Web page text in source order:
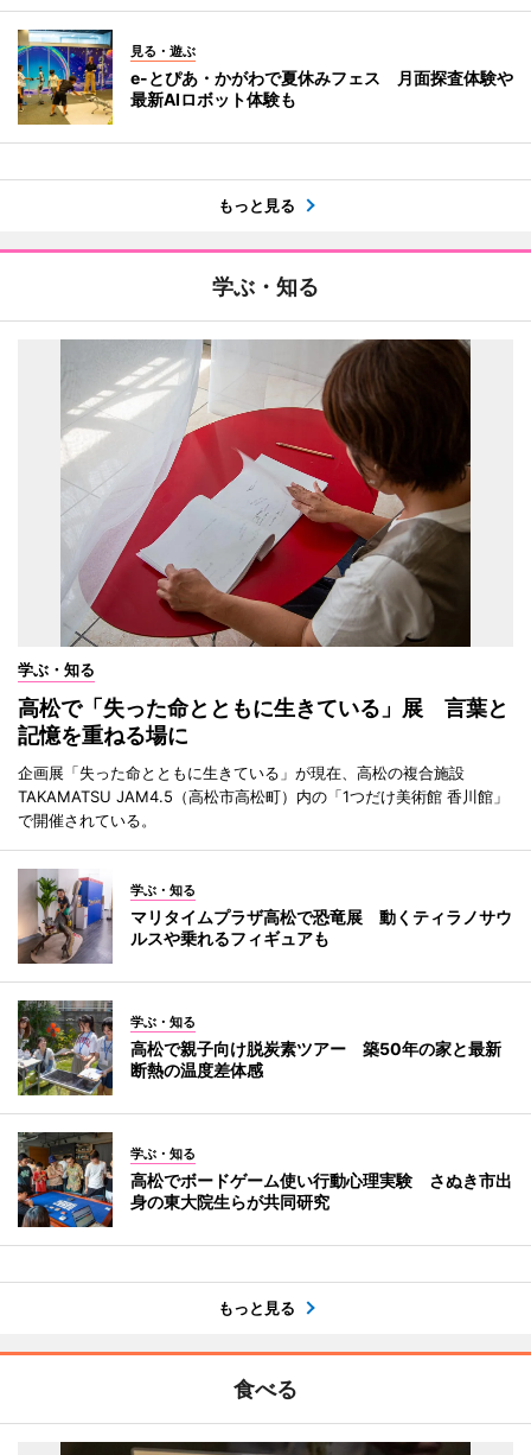
見る・遊ぶ
e-とぴあ・かがわで夏休みフェス 月面探査体験や
最新AIロボット体験も
もっと見る
学ぶ・知る
学ぶ・知る
高松で「失った命とともに生きている」展 言葉と
記憶を重ねる場に
企画展「失った命とともに生きている」が現在、高松の複合施設
TAKAMATSU JAM4.5（高松市高松町）内の「1つだけ美術館 香川館」
で開催されている。
学ぶ・知る
マリタイムプラザ高松で恐竜展 動くティラノサウ
ルスや乗れるフィギュアも
学ぶ・知る
高松で親子向け脱炭素ツアー 築50年の家と最新
断熱の温度差体感
学ぶ・知る
高松でボードゲーム使い行動心理実験 さぬき市出
身の東大院生らが共同研究
もっと見る
食べる